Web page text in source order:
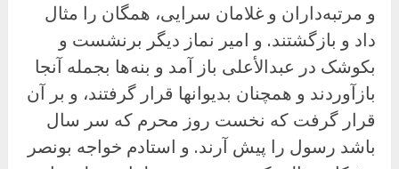
و مرتبه‌داران و غلامان سرایی، همگان را مثال
داد و بازگشتند. و امیر نماز دیگر برنشست و
بکوشک در عبدالأعلى باز آمد و بنه‌ها بجمله آنجا
بازآوردند و همچنان بدیوانها قرار گرفتند، و بر آن
قرار گرفت که نخست روز محرم که سر سال
باشد رسول را پیش آرند. و استادم خواجه بونصر